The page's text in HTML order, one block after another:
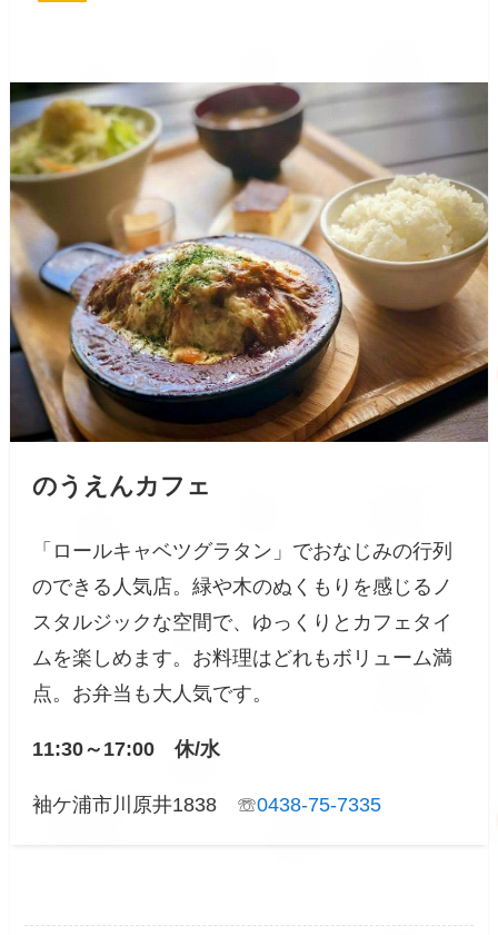
のうえんカフェ
「ロールキャベツグラタン」でおなじみの行列
のできる人気店。緑や木のぬくもりを感じるノ
スタルジックな空間で、ゆっくりとカフェタイ
ムを楽しめます。お料理はどれもボリューム満
点。お弁当も大人気です。
11:30～17:00 休/水
袖ケ浦市川原井1838 ☏0438-75-7335